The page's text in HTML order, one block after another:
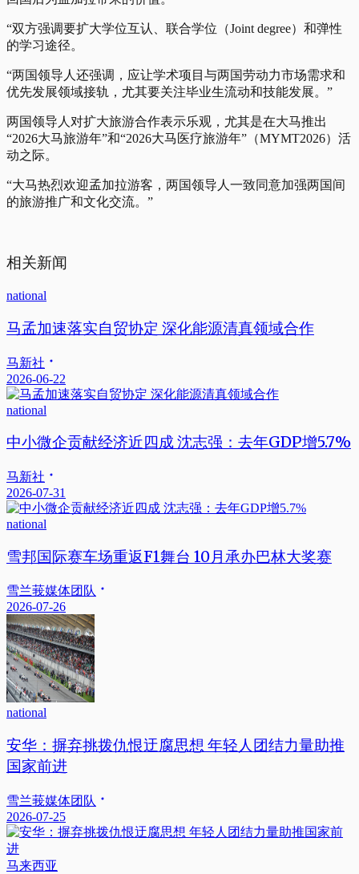
“双方强调要扩大学位互认、联合学位（Joint degree）和弹性
的学习途径。
“两国领导人还强调，应让学术项目与两国劳动力市场需求和
优先发展领域接轨，尤其要关注毕业生流动和技能发展。”
两国领导人对扩大旅游合作表示乐观，尤其是在大马推出
“2026大马旅游年”和“2026大马医疗旅游年”（MYMT2026）活
动之际。
“大马热烈欢迎孟加拉游客，两国领导人一致同意加强两国间
的旅游推广和文化交流。”
相关新闻
national
马孟加速落实自贸协定 深化能源清真领域合作
马新社
2026-06-22
national
中小微企贡献经济近四成 沈志强：去年GDP增5.7%
马新社
2026-07-31
national
雪邦国际赛车场重返F1舞台 10月承办巴林大奖赛
雪兰莪媒体团队
2026-07-26
national
安华：摒弃挑拨仇恨迂腐思想 年轻人团结力量助推
国家前进
雪兰莪媒体团队
2026-07-25
马来西亚